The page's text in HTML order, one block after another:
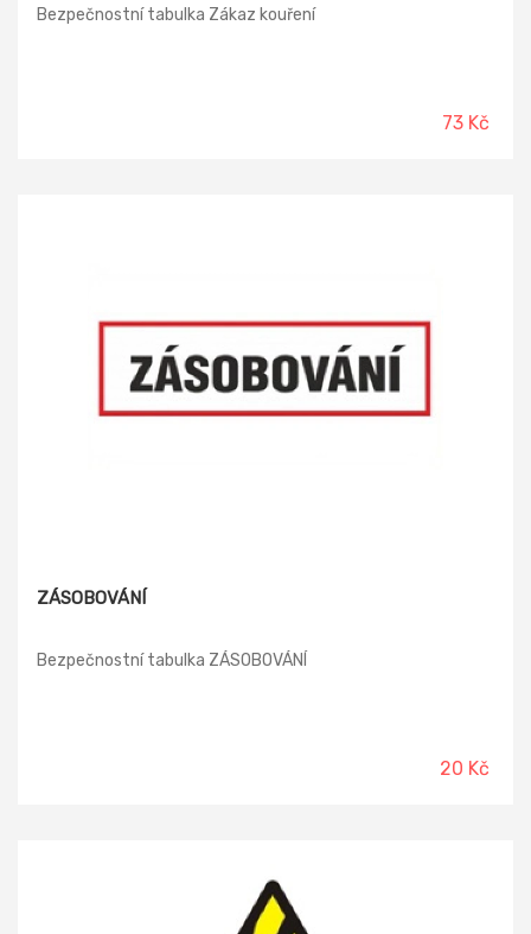
Bezpečnostní tabulka Zákaz kouření
73 Kč
ZÁSOBOVÁNÍ
Bezpečnostní tabulka ZÁSOBOVÁNÍ
20 Kč